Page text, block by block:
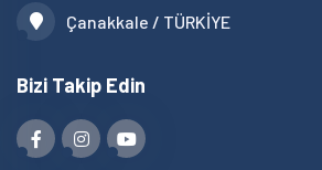
Çanakkale / TÜRKİYE
Bizi Takip Edin